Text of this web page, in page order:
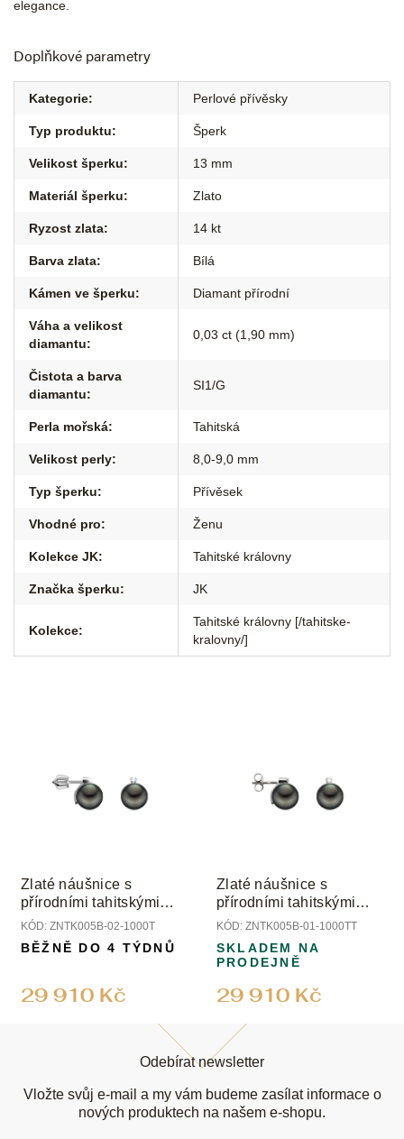
elegance.
Doplňkové parametry
Kategorie: Perlové přívěsky
Typ produktu: Šperk
Velikost šperku: 13 mm
Materiál šperku: Zlato
Ryzost zlata: 14 kt
Barva zlata: Bílá
Kámen ve šperku: Diamant přírodní
Váha a velikost
diamantu:
0,03 ct (1,90 mm)
Čistota a barva
diamantu:
SI1/G
Perla mořská: Tahitská
Velikost perly: 8,0-9,0 mm
Typ šperku: Přívěsek
Vhodné pro: Ženu
Kolekce JK: Tahitské královny
Značka šperku: JK
Kolekce:
Tahitské královny [/tahitske-
kralovny/]
Zlaté náušnice s
přírodními tahitskými
perlami a diamanty
KÓD: ZNTK005B-02-1000T
29 910 Kč
BĚŽNĚ DO 4 TÝDNŮ
Zlaté náušnice s
přírodními tahitskými
perlami a diamanty
KÓD: ZNTK005B-01-1000TT
29 910 Kč
SKLADEM NA
PRODEJNĚ
Odebírat newsletter
Vložte svůj e-mail a my vám budeme zasílat informace o
nových produktech na našem e-shopu.